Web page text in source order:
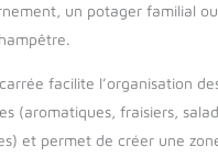
un potager familial
facilite l’organisation
(aromatiques, fraisiers,
et permet de créer une